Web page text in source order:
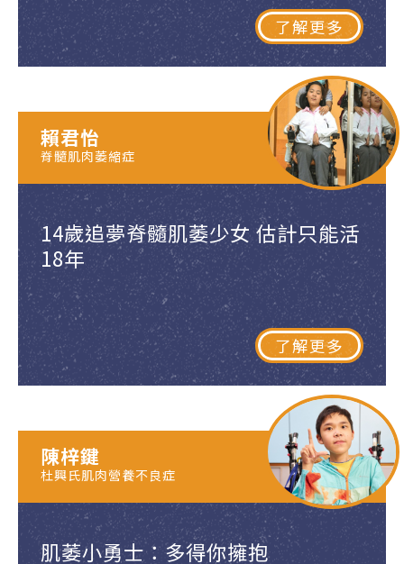
了解更多
14歲追夢脊髓肌萎少女 估計只能活
18年
了解更多
賴君怡
脊髓肌肉萎縮症
肌萎小勇士：多得你擁抱
陳梓鍵
杜興氏肌肉營養不良症